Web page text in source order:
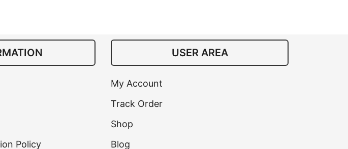
Policy
USER AREA
My Account
Track Order
Shop
Blog